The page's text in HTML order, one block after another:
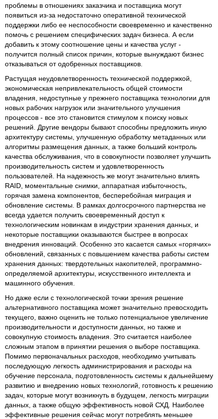
проблемы в отношениях заказчика и поставщика могут
появиться из-за недостаточно оперативной технической
поддержки либо ее неспособности своевременно и качественно
помочь с решением специфических задач бизнеса. А если
добавить к этому соотношение цены и качества услуг -
получится полный список причин, которые вынуждают бизнес
отказываться от одобренных поставщиков.
Растущая неудовлетворенность технической поддержкой,
экономическая непривлекательность общей стоимости
владения, недоступные у прежнего поставщика технологии для
новых рабочих нагрузок или значительного улучшения
процессов - все это становится стимулом к поиску новых
решений. Другие вендоры бывают способны предложить иную
архитектуру системы, улучшенную обработку метаданных или
алгоритмы размещения данных, а также больший контроль
качества обслуживания, что в совокупности позволяет улучшить
производительность систем и удовлетворенность
пользователей. На надежность же могут значительно влиять
RAID, моментальные снимки, аппаратная избыточность,
горячая замена компонентов, бесперебойная миграция и
обновление системы. В рамках долгосрочного партнерства не
всегда удается получить своевременный доступ к
технологическим новинкам в индустрии хранения данных, и
некоторые поставщики оказываются быстрее в вопросах
внедрения инноваций. Особенно это касается самых «горячих»
обновлений, связанных с повышением качества работы систем
хранения данных: твердотельных накопителей, программно-
определяемой архитектуры, искусственного интеллекта и
машинного обучения.
Но даже если с технологической точки зрения решение
альтернативного поставщика может значительно превосходить
текущего, важно оценить не только потенциальное увеличение
производительности и доступности данных, но также и
совокупную стоимость владения. Это считается наиболее
сложным этапом в принятии решения о выборе поставщика.
Помимо первоначальных расходов, необходимо учитывать
последующую легкость администрирования и расходы на
обучение персонала, подготовленность системы к дальнейшему
развитию и внедрению новых технологий, готовность к решению
задач, которые могут возникнуть в будущем, легкость миграции
данных, а также общую эффективность новой СХД. Наиболее
эффективные решения сейчас могут потреблять меньшее